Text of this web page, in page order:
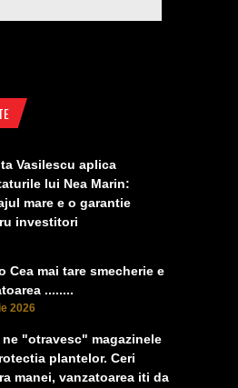
Vasilescu aplica
lui Nea Marin:
mare e o garantie
investitori
Cea mai tare smecherie e
........
2026
ne "otravesc" magazinele
plantelor. Ceri
manei, vanzatoarea iti da